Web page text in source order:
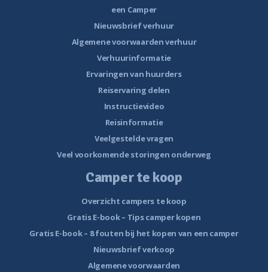
een Camper
Nieuwsbrief verhuur
Algemene voorwaarden verhuur
Verhuurinformatie
Ervaringen van huurders
Reiservaring delen
Instructievideo
Reisinformatie
Veelgestelde vragen
Veel voorkomende storingen onderweg
Camper te koop
Overzicht campers te koop
Gratis E-book – Tips camper kopen
Gratis E-book – 8 fouten bij het kopen van een camper
Nieuwsbrief verkoop
Algemene voorwaarden